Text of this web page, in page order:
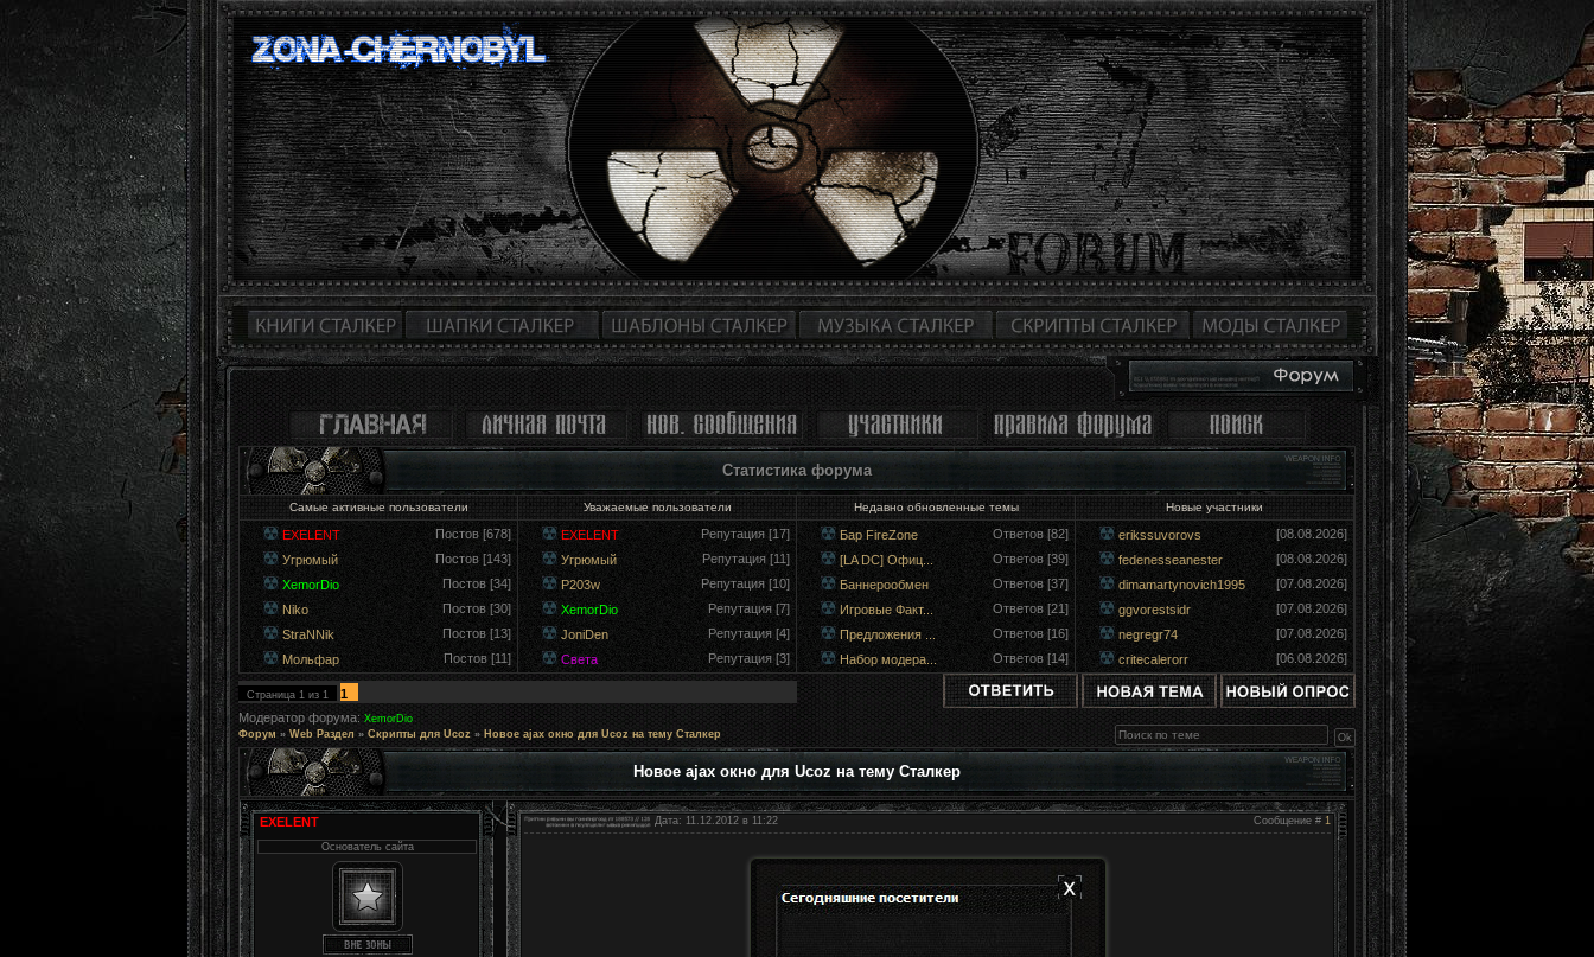
Статистика форума
Самые активные пользователи Уважаемые пользователи Недавно обновленные темы Новые участники
EXELENT
Постов [678]
Угрюмый
Постов [143]
XemorDio
Постов [34]
Niko
Постов [30]
StraNNik
Постов [13]
Мольфар
Постов [11]
EXELENT
Репутация [17]
Угрюмый
Репутация [11]
P203w
Репутация [10]
XemorDio
Репутация [7]
JoniDen
Репутация [4]
Света
Репутация [3]
Бар FireZone
Ответов [82]
[LA DC] Офиц...
Ответов [39]
Баннерообмен
Ответов [37]
Игровые Факт...
Ответов [21]
Предложения ...
Ответов [16]
Набор модера...
Ответов [14]
erikssuvorovs
[08.08.2026]
fedenesseanester
[08.08.2026]
dimamartynovich1995
[07.08.2026]
ggvorestsidr
[07.08.2026]
negregr74
[07.08.2026]
critecalerorr
[06.08.2026]
Страница 1 из 1
1
Модератор форума:XemorDio
Форум » Web Раздел » Скрипты для Ucoz » Новое ajax окно для Ucoz на тему Сталкер
Новое ajax окно для Ucoz на тему Сталкер
EXELENT
Основатель сайта
Сообщение # 1
Дата: 11.12.2012 в 11:22